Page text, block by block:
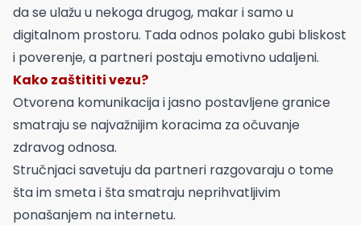
da se ulažu u nekoga drugog, makar i samo u
digitalnom prostoru. Tada odnos polako gubi bliskost
i poverenje, a partneri postaju emotivno udaljeni.
Kako zaštititi vezu?
Otvorena komunikacija i jasno postavljene granice
smatraju se najvažnijim koracima za očuvanje
zdravog odnosa.
Stručnjaci savetuju da partneri razgovaraju o tome
šta im smeta i šta smatraju neprihvatljivim
ponašanjem na internetu.